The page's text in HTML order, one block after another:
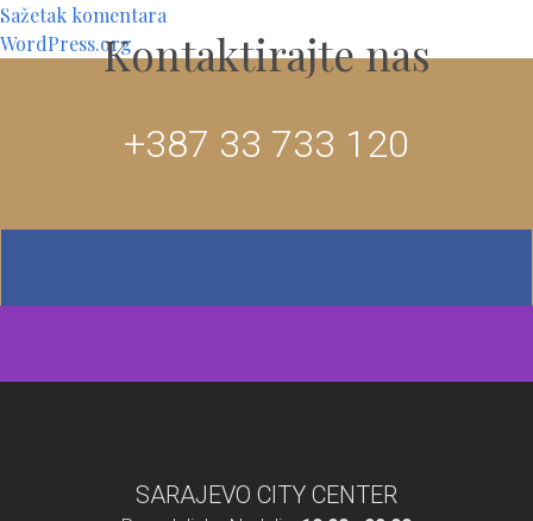
Sažetak komentara
WordPress.orgKontaktirajte nas
+387 33 733 120
SARAJEVO CITY CENTER